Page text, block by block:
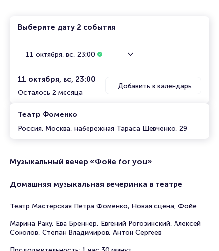
Выберите дату 2 события
11 октября, вс, 23:00
11 октября, вс, 23:00
Осталось 2 месяца
Добавить в календарь
Театр Фоменко
Россия, Москва, набережная Тараса Шевченко, 29
Музыкальный вечер «Фойе for you»
Домашняя музыкальная вечеринка в театре
Театр Мастерская Петра Фоменко, Новая сцена, Фойе
Марина Раку, Ева Бреннер, Евгений Рогозинский, Алексей
Соколов, Степан Владимиров, Антон Сергеев